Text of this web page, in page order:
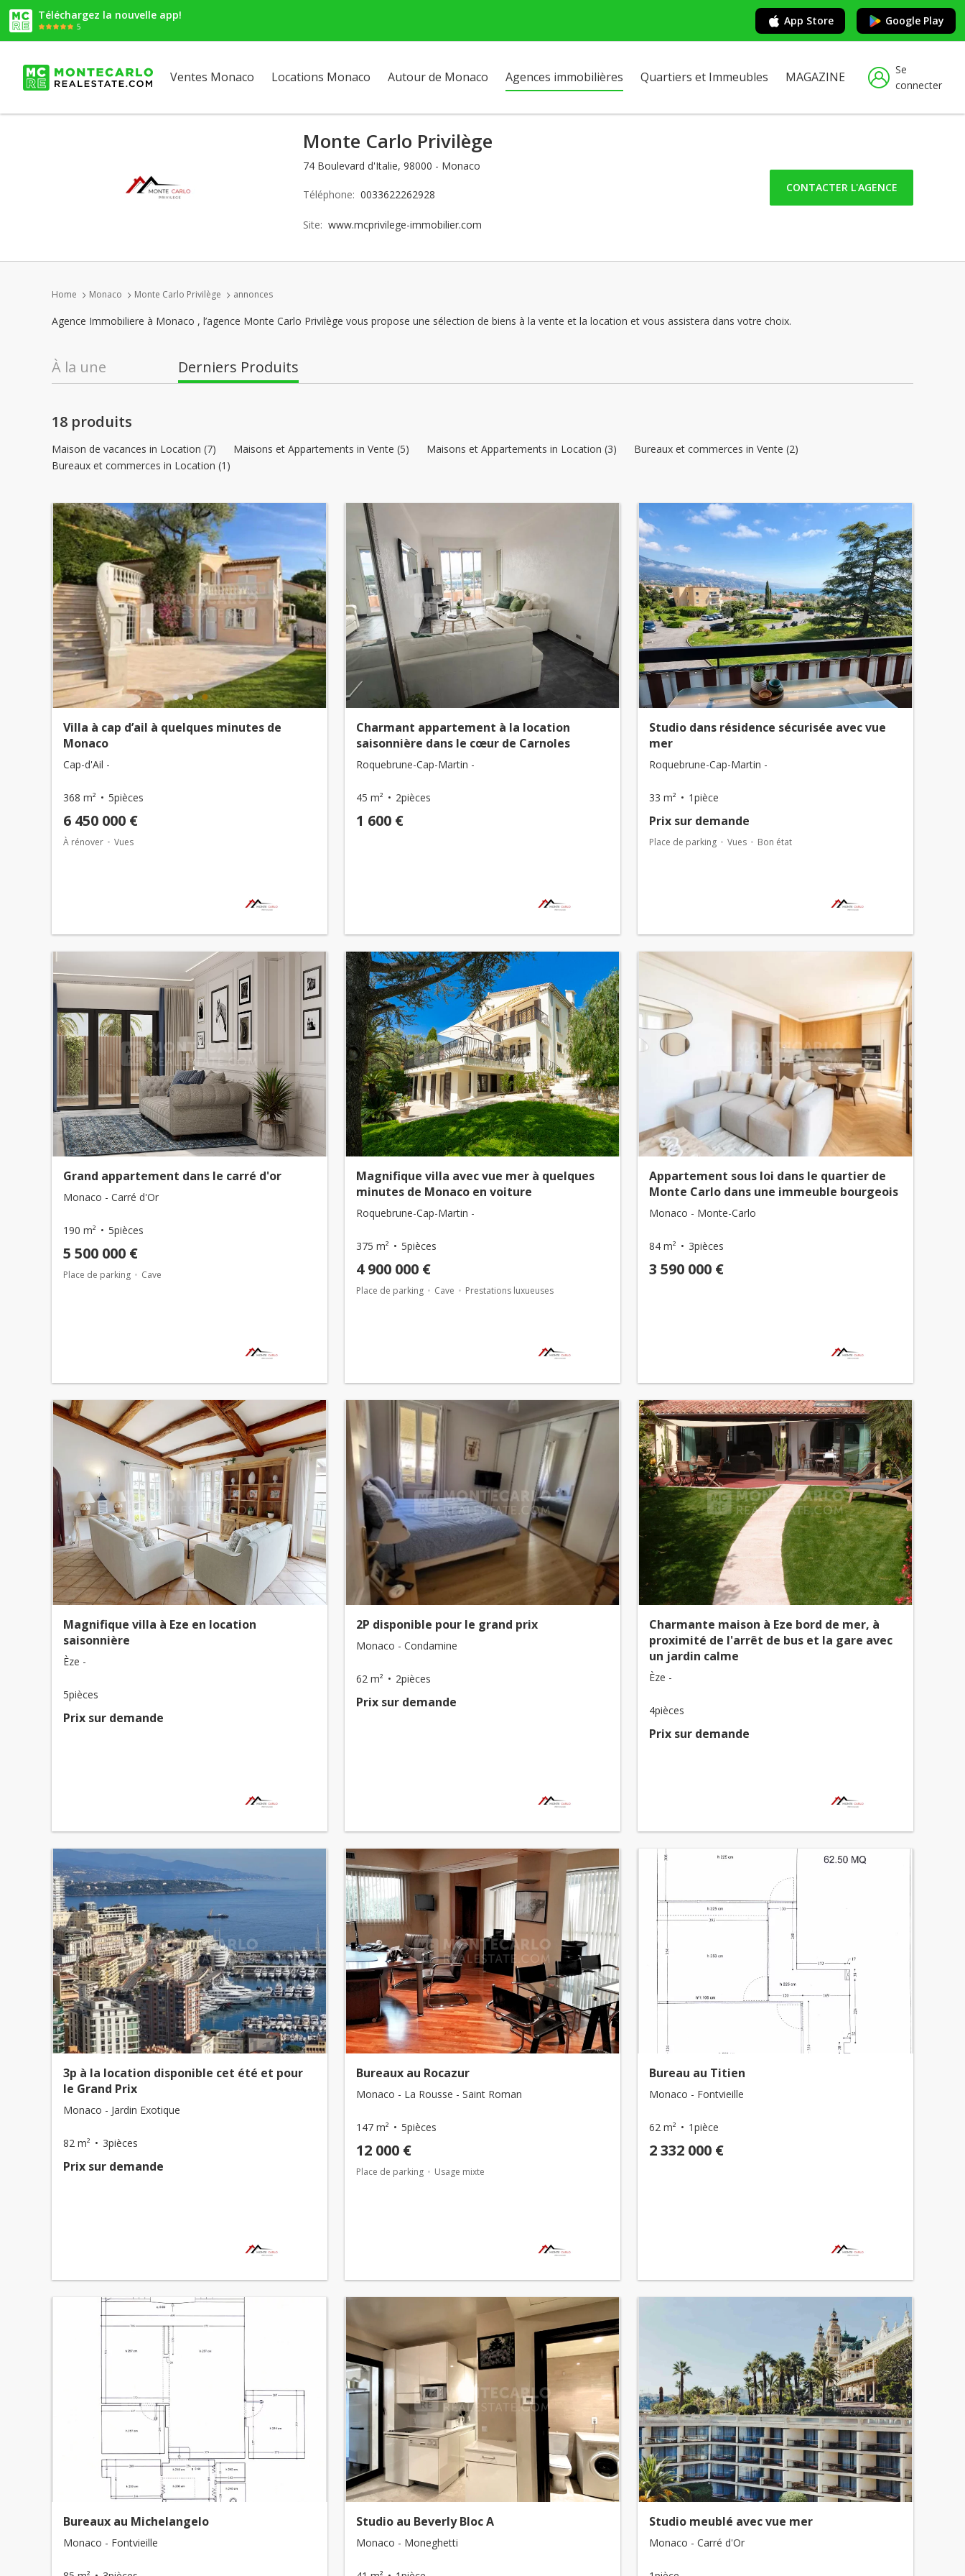
Téléchargez la nouvelle app!
5 App Store Google Play
Ventes Monaco Locations Monaco Autour de Monaco Agences immobilières Quartiers et Immeubles MAGAZINE
Se
connecter
Monte Carlo Privilège
74 Boulevard d'Italie, 98000 - Monaco
Téléphone: 0033622262928
Site: www.mcprivilege-immobilier.com
CONTACTER L'AGENCE
Home Monaco Monte Carlo Privilège annonces
Agence Immobiliere à Monaco , l’agence Monte Carlo Privilège vous propose une sélection de biens à la vente et la location et vous assistera dans votre choix.
À la une Derniers Produits
18 produits
Maison de vacances in Location (7) Maisons et Appartements in Vente (5) Maisons et Appartements in Location (3)
Bureaux et commerces in Vente (2)
Bureaux et commerces in Location (1)
Villa à cap d’ail à quelques minutes de
Monaco
Cap-d'Ail -
368 m² 5pièces
6 450 000 €
À rénover Vues
Charmant appartement à la location
saisonnière dans le cœur de Carnoles
Roquebrune-Cap-Martin -
45 m² 2pièces
1 600 €
Studio dans résidence sécurisée avec vue
mer
Roquebrune-Cap-Martin -
33 m² 1pièce
Prix ​​sur demande
Place de parking Vues Bon état
Grand appartement dans le carré d'or
Monaco - Carré d'Or
190 m² 5pièces
5 500 000 €
Place de parking Cave
Magnifique villa avec vue mer à quelques
minutes de Monaco en voiture
Roquebrune-Cap-Martin -
375 m² 5pièces
4 900 000 €
Place de parking Cave Prestations luxueuses
Appartement sous loi dans le quartier de
Monte Carlo dans une immeuble bourgeois
Monaco - Monte-Carlo
84 m² 3pièces
3 590 000 €
Magnifique villa à Eze en location
saisonnière
Èze -
5pièces
Prix ​​sur demande
2P disponible pour le grand prix
Monaco - Condamine
62 m² 2pièces
Prix ​​sur demande
Charmante maison à Eze bord de mer, à
proximité de l'arrêt de bus et la gare avec
un jardin calme
Èze -
4pièces
Prix ​​sur demande
3p à la location disponible cet été et pour
le Grand Prix
Monaco - Jardin Exotique
82 m² 3pièces
Prix ​​sur demande
Bureaux au Rocazur
Monaco - La Rousse - Saint Roman
147 m² 5pièces
12 000 €
Place de parking Usage mixte
Bureau au Titien
Monaco - Fontvieille
62 m² 1pièce
2 332 000 €
Bureaux au Michelangelo
Monaco - Fontvieille
Studio au Beverly Bloc A
Monaco - Moneghetti
Studio meublé avec vue mer
Monaco - Carré d'Or